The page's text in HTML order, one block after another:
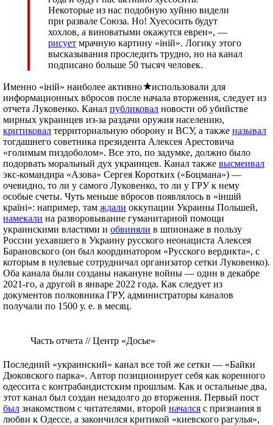
Некоторые из нас подобную хуйню видели
при развале Союза. Но! Хуесосить будут
хохлов, а виноватыми окажутся евреи», —
рисует мрачную картину «iнiй». Логику этого
высказывания проследить трудно, но на канал
подписано больше 50 тысяч человек.
Именно «iнiй» наиболее активно
использовали для
информационных вбросов после начала вторжения, следует из
отчета Луковенко. Канал публиковал новости об убийстве
мирных украинцев из-за раздачи оружия населению,
критиковал территориальную оборону и ВСУ, а также называл
тогдашнего советника президента Алексея Арестовича
«голимым пиздоболом». Все это, по задумке, должно было
подорвать моральный дух украинцев. Канал также высмеивал
экс-командира «Азова» Сергея Коротких («Боцмана») —
очевидно, то ли у самого Луковенко, то ли у ГРУ к нему
особые счеты. Чуть меньше вбросов появлялось в «іншій
країні»: например, там ждали оккупации Украины Польшей,
намекали на разворовывание гуманитарной помощи
украинскими властями и обвиняли в шпионаже в пользу
России уехавшего в Украину русского неонациста Алексея
Барановского (он был координатором «Русского вердикта», с
которым в нулевые сотрудничал организатор сетки Луковенко).
Оба канала были созданы накануне войны — один в декабре
2021-го, а другой в январе 2022 года. Как следует из
документов полковника ГРУ, администраторы каналов
получали по 1500 у. е. в месяц.
Часть отчета // Центр «Досье»
Последний «украинский» канал все той же сетки — «Байки
Дюковского парка». Автор позиционирует себя как коренного
одессита с контрабандистским прошлым. Как и остальные два,
этот канал был создан незадолго до вторжения. Первый пост
был знакомством с читателями, второй начался с признания в
любви к Одессе, а закончился критикой «киевского рагулья»,